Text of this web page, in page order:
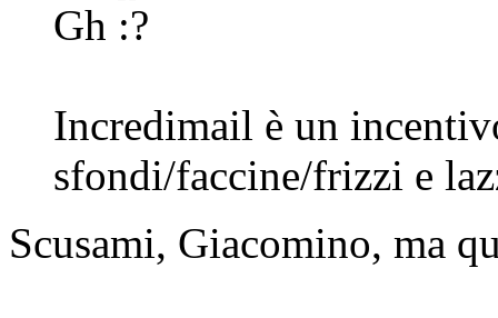
Gh
Incredimail è un
sfondi/faccine/frizzi e
Scusami, Giacomino, ma